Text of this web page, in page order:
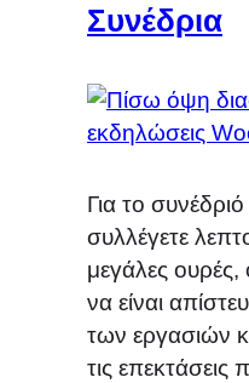
Συνέδρια
Για το
συλλέγετε
μεγάλες ουρές,
να είναι
των εργασιών
τις